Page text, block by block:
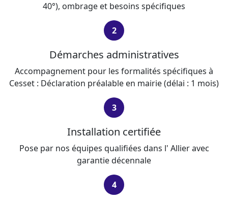
40°), ombrage et besoins spécifiques
2
Démarches administratives
Accompagnement pour les formalités spécifiques à
Cesset : Déclaration préalable en mairie (délai : 1 mois)
3
Installation certifiée
Pose par nos équipes qualifiées dans l' Allier avec
garantie décennale
4